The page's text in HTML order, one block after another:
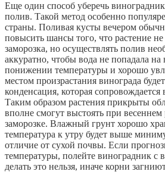
Еще один способ уберечь виноградник
полив. Такой метод особенно
страны. Поливая кусты вечером
повысить шансы того, что растение
заморозка, но осуществлять полив
аккуратно, чтобы вода не попадала
понижении температуры и хорошо
местом произрастания винограда
конденсация, которая
Таким образом растения прикрыты
вполне смогут выстоять при
заморозке. Влажный грунт хорошо
температура к утру будет выше
отличие от сухой почвы. Если
температуры, полейте виноградник с
делать это нельзя, иначе корни